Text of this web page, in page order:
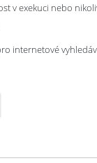
v exekuci nebo
internetové